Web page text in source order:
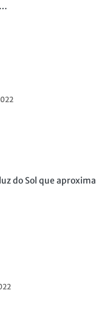
do Sol que aproxima